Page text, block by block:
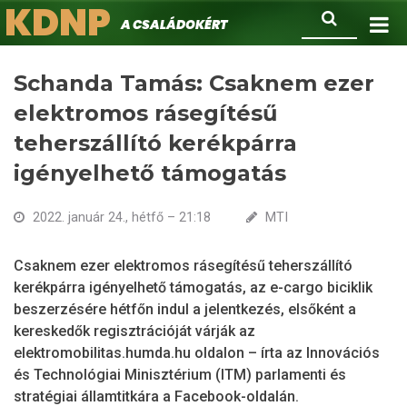
Ugrás
a
Keresés
KDNPA családokért.
Schanda Tamás: Csaknem ezer
elektromos rásegítésű
teherszállító kerékpárra
igényelhető támogatás
2022. január 24., hétfő – 21:18 MTI
Csaknem ezer elektromos rásegítésű teherszállító
kerékpárra igényelhető támogatás, az e-cargo biciklik
beszerzésére hétfőn indul a jelentkezés, elsőként a
kereskedők regisztrációját várják az
elektromobilitas.humda.hu oldalon – írta az Innovációs
és Technológiai Minisztérium (ITM) parlamenti és
stratégiai államtitkára a Facebook-oldalán.